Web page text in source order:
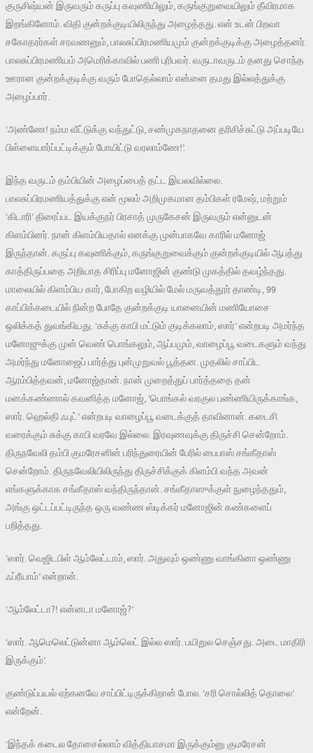
குருசிஷ்யன் இருவரும் கருப்பு கவுணியிலும், கருங்குறுவையிலும் தீவிரமாக
இறங்கினோம். விதி குன்றக்குடியிலிருந்து அழைத்தது. என் உடன் பிறவா
சகோதரர்கள் சரவணனும், பாலசுப்பிரமணியமும் குன்றக்குடிக்கு அழைத்தனர்.
பாலசுப்பிரமணியம் அமெரிக்காவில் பணி புரிபவர். வருடாவருடம் தனது சொந்த
ஊரான குன்றக்குடிக்கு வரும் போதெல்லாம் என்னை தமது இல்லத்துக்கு
அழைப்பார்.
‘அண்ணே! நம்ம வீட்டுக்கு வந்துட்டு, சண்முகநாதனை தரிசிச்சுட்டு அப்படியே
பிள்ளையார்ப்பட்டிக்கும் போயிட்டு வரலாம்ணே!’.
இந்த வருடம் தம்பியின் அழைப்பைத் தட்ட இயலவில்லை.
பாலசுப்பிரமணியத்துக்கு என் மூலம் அறிமுகமான தம்பிகள் ரமேஷ், மற்றும்
‘கிடாரி’ திரைப்பட இயக்குநர் பிரசாத் முருகேசன் இருவரும் என்னுடன்
கிளம்பினர். நான் கிளம்பியதால் எனக்கு முன்பாகவே காரில் மனோஜ்
இருந்தான். கருப்பு கவுணிக்கும், கருங்குறுவைக்கும் குன்றக்குடியில் ஆபத்து
காத்திருப்பதை அறியாத சிரிப்பு மனோஜின் குண்டு முகத்தில் தவழ்ந்தது.
மாலையில் கிளம்பிய கார், போகிற வழியில் மேல் மருவத்தூர் தாண்டி, 99
காப்பிக்கடையில் நின்ற போதே குன்றக்குடி யானையின் மணியோசை
ஒலிக்கத் துவங்கியது. ‘சுக்கு காபி மட்டும் குடிக்கலாம், ஸார்’ என்றபடி அமர்ந்த
மனோஜுக்கு முன் வெண் பொங்கலும், ஆப்பமும், வாழைப்பூ வடைகளும் வந்து
அமர்ந்து மனோஜைப் பார்த்து புன்முறுவல் பூத்தன. முதலில் சாப்பிட
ஆரம்பித்தவன், மனோஜ்தான். நான் முறைத்துப் பார்த்ததை தன்
மனக்கண்ணால் கவனித்த மனோஜ், ‘பொங்கல் வரகுல பண்ணியிருக்காங்க,
ஸார். ஹெல்தி ஃபுட்’ என்றபடி வாழைப்பூ வடைக்குத் தாவினான். கடைசி
வரைக்கும் சுக்கு காபி வரவே இல்லை. இரவுணவுக்கு திருச்சி சென்றோம்.
திருநவேலி தம்பி குமரேசனின் பரிந்துரையின் பேரில் பைபாஸ் சங்கீதாஸ்
சென்றோம். திருநவேலியிலிருந்து திருச்சிக்குக் கிளம்பி வந்த அவன்
எங்களுக்காக சங்கீதாஸ் வந்திருந்தான். சங்கீதாஸுக்குள் நுழைந்ததும்,
அங்கு ஒட்டப்பட்டிருந்த ஒரு வண்ண ஸ்டிக்கர் மனோஜின் கண்களைப்
பறித்தது.
‘ஸார். வெஜிடபிள் ஆம்லேட்டாம், ஸார். அதுவும் ஒண்ணு வாங்கினா ஒண்ணு
ஃப்ரீயாம்’ என்றான்.
‘ஆம்லேட்டா?! என்னடா மனோஜ்?’
‘ஸார். ஆமெலெட்டுன்னா ஆம்லெட் இல்ல ஸார். பயிறுல செஞ்சது. அடை மாதிரி
இருக்கும்’.
குண்டுப்பயல் ஏற்கனவே சாப்பிட்டிருக்கிறான் போல. ‘சரி சொல்லித் தொலை’
என்றேன்.
‘இந்தக் கடைல தோசைல்லாம் வித்தியாசமா இருக்கும்னு குமரேசன்